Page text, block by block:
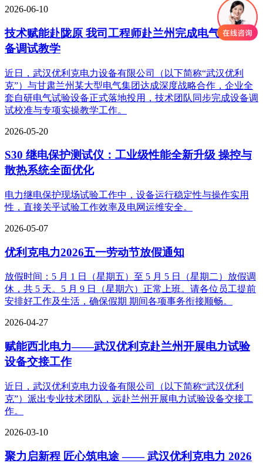
2026-06-10
技术赋能赴陇原 我司工程师赴兰州完成电气试验设
备调试教学
近日，武汉优利克电力设备有限公司（以下简称“武汉优利
克”）与甘肃兰州某大型电气集团达成深度战略合作，企业全
套自研电气试验设备正式落地投用，技术团队同步完成设备调
试校准与专项实操教学工作。
2026-05-20
S30 继电保护测试仪：工业级性能全新升级 操控与
散热系统全面优化
电力继电保护现场试验工作中，设备运行稳定性与操作实用
性，直接关乎试验工作效率及电网运维安全。
2026-05-07
优利克电力2026五一劳动节放假通知
放假时间：5 月 1 日（星期五）至 5 月 5 日（星期二）放假调
休，共 5 天。5 月 9 日（星期六）正常上班。请各位员工提前
安排好工作及生活，确保假期 期间各项事务衔接顺畅。​
2026-04-27
赋能西北电力——武汉优利克赴兰州开展电力试验
设备交接工作
近日，武汉优利克电力设备有限公司（以下简称“武汉优利
克”）派出专业技术团队，远赴兰州开展电力试验设备交接工
作。
2026-03-10
聚力启新程 匠心筑电途 —— 武汉优利克电力 2026